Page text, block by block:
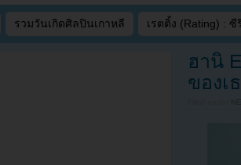
รวมวันเกิดศิลปินเกาหลี เรตติ้ง (Rating) : ซี
ฮานิ
ของเ